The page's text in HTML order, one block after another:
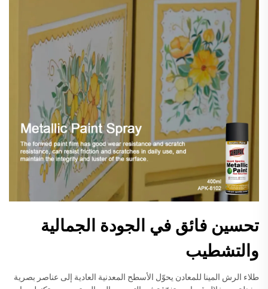
تحسين فائق في الجودة الجمالية
والتشطيب
طلاء الرش المينا للمعادن يحوّل الأسطح المعدنية العادية إلى عناصر بصرية